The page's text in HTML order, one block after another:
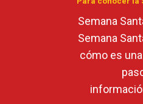
Semana
Semana
cómo es